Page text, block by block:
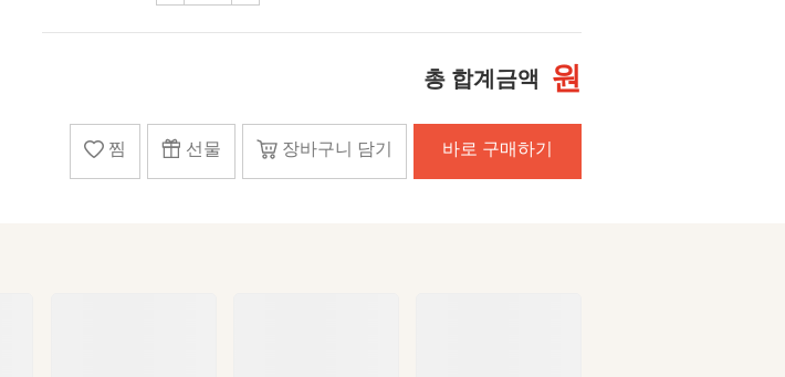
총 합계금액 원
찜 선물 장바구니 담기 바로 구매하기